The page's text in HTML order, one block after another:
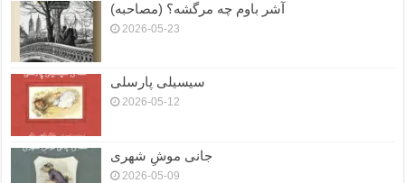
آشر باوم چه مرگشه؟ (مصاحبه)
2026-05-23
سیسیلی پارسلی
2026-05-12
جانی موشِ شهری
2026-05-09